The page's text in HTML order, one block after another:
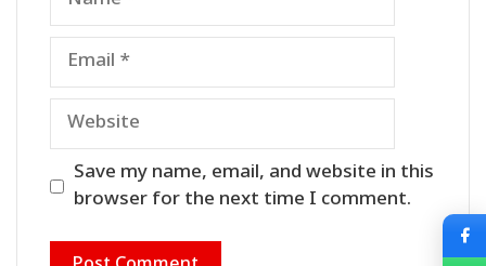
Email
Website
Save my name, email, and website in this
browser for the next time I comment.